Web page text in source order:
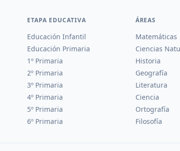
ETAPA EDUCATIVA
Educación Infantil
Educación Primaria
1º Primaria
2º Primaria
3º Primaria
4º Primaria
5º Primaria
6º Primaria
ÁREAS
Matemáticas
Ciencias
Historia
Geografía
Literatura
Ciencia
Ortografía
Filosofía